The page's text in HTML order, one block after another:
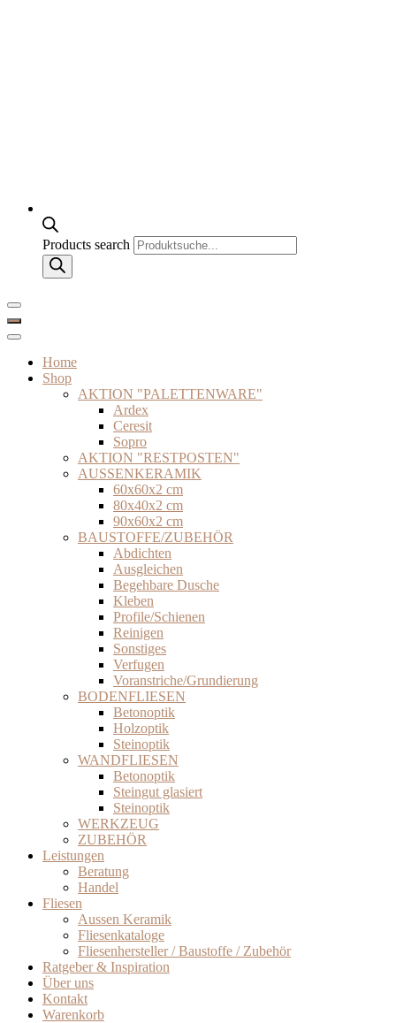
Products search
Home
Shop
AKTION "PALETTENWARE"
Ardex
Ceresit
Sopro
AKTION "RESTPOSTEN"
AUSSENKERAMIK
60x60x2 cm
80x40x2 cm
90x60x2 cm
BAUSTOFFE/ZUBEHÖR
Abdichten
Ausgleichen
Begehbare Dusche
Kleben
Profile/Schienen
Reinigen
Sonstiges
Verfugen
Voranstriche/Grundierung
BODENFLIESEN
Betonoptik
Holzoptik
Steinoptik
WANDFLIESEN
Betonoptik
Steingut glasiert
Steinoptik
WERKZEUG
ZUBEHÖR
Leistungen
Beratung
Handel
Fliesen
Aussen Keramik
Fliesenkataloge
Fliesenhersteller / Baustoffe / Zubehör
Ratgeber & Inspiration
Über uns
Kontakt
Warenkorb